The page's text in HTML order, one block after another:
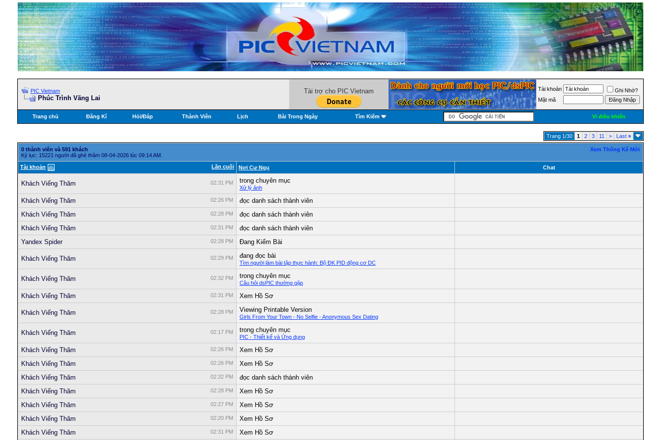
PIC Vietnam
Phúc Trình Vãng Lai
Tài trợ cho PIC Vietnam Tài khoản
Ghi Nhớ?
Mật mã
Trang chủ Đăng Kí Hỏi/Ðáp Thành Viên Lịch Bài Trong Ngày Tìm Kiếm Vi điều khiển
Trang 1/30 1 2 3 11 > Last »
Xem Thống Kê Mới
0 thành viên và 591 khách
Kỷ lục: 15221 người đã ghé thăm 08-04-2026 lúc 09:14 AM.
Lần cuối
Tài khoản Nơi Cư Ngụ Chat
02:31 PM
Khách Viếng Thăm trong chuyên mục
Xử lý ảnh
02:26 PM
Khách Viếng Thăm đọc danh sách thành viên
02:28 PM
Khách Viếng Thăm đọc danh sách thành viên
02:31 PM
Khách Viếng Thăm đọc danh sách thành viên
02:28 PM
Yandex Spider Ðang Kiếm Bài
02:29 PM
Khách Viếng Thăm đang đọc bài
Tìm người làm bài tập thực hành: Bộ ĐK PID động cơ DC
02:32 PM
Khách Viếng Thăm trong chuyên mục
Câu hỏi dsPIC thường gặp
02:31 PM
Khách Viếng Thăm Xem Hồ Sơ
02:28 PM
Khách Viếng Thăm Viewing Printable Version
Girls From Your Town - No Selfie - Anonymous Sex Dating
02:17 PM
Khách Viếng Thăm trong chuyên mục
PIC - Thiết kế và Ứng dụng
02:26 PM
Khách Viếng Thăm Xem Hồ Sơ
02:26 PM
Khách Viếng Thăm Xem Hồ Sơ
02:32 PM
Khách Viếng Thăm đọc danh sách thành viên
02:28 PM
Khách Viếng Thăm Xem Hồ Sơ
02:27 PM
Khách Viếng Thăm Xem Hồ Sơ
02:20 PM
Khách Viếng Thăm Xem Hồ Sơ
02:31 PM
Khách Viếng Thăm Xem Hồ Sơ